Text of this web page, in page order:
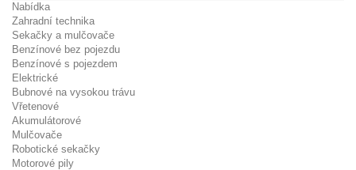
Nabídka
Zahradní technika
Sekačky a mulčovače
Benzínové bez pojezdu
Benzínové s pojezdem
Elektrické
Bubnové na vysokou trávu
Vřetenové
Akumulátorové
Mulčovače
Robotické sekačky
Motorové pily